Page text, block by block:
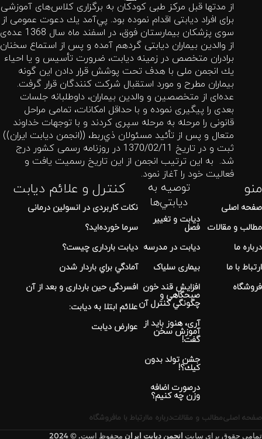
از مدتها قبل مركز طبی كودكان به برگزاری كلاس‌های آموزشی
برای افراد دیابتی اقدام نموده بود. پي‌آمد یك دعوت عمومی از
سوی پزشكان بیمارستان فوق، در اسفند ماه سال 1368 عده‌ی
از والدین بیماران دیابتی گردهم آمده و پس از استماع سخنان
برادران متخصص در زمینه دیابت، ضرورت تأسیس و یا احیاء
یك انجمن ملی با هدف تحت پوشش قرار دادن این گونه
بیماران مطرح و مورد استقبال شركت كنندگان قرار گرفت.
عده‌ای از متخصصین و والدین بیماران، داوطلبانه جلسات
بعدی را پیگیری نموده و با حداقل امكانات، تمامی مراحل
قانونی را مرحله به مرحله سپری كردند و با توجهات خداوند
متعال و پس از تأئید مسئولان ذي‌ربط، ((انجمن دیابت ایران))
ثبت و در تاریخ 1370/02/11 در روزنامه رسمی كشور درج
شد. به این ترتیب انجمن از این تاریخ رسمیت یافت و
فعالیت خود را آغاز نمود.
منو
صفحه اصلی
مطالب و مقالات
درباره ما
ارتباط با ما
فروشگاه
توصيه به
ديابتي‌ها
دیابت و تغییر
فصل
دیابت در مدرسه
بیماری سلیاک
افزايش قند خون
صبحگاهي و
چگونگي كنترل آن
آری، هنوز باید از
آموزش سخن
گفت!
جشن تولد بدون
كيك؟!
درصورت اضافه
وزن چه کنیم؟
کنترل و علائم دیابت
نكات كاربردی در انسولين درمانی
سرما خورده اید؟
دیابت بارداری چیست؟
آمادگي براي باردار شدن
افسردگی حین بارداری و بعد از آن
علائم ابتلا به دیابت:
عوارض ديابت
صفحه اصلیمطالب و مقالاتدرباره ماارتباط با مافروشگاه
تمامی حقوق برای سایت انجمن دیابت ایران محفوظ است. © 2024